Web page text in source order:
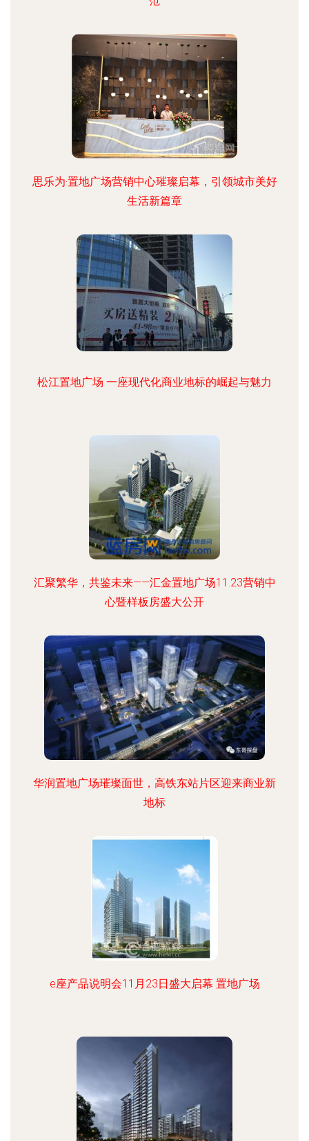
思乐为·置地广场营销中心璀璨启幕，引领城市美好
生活新篇章
松江置地广场 一座现代化商业地标的崛起与魅力
汇聚繁华，共鉴未来——汇金置地广场11.23营销中
心暨样板房盛大公开
华润置地广场璀璨面世，高铁东站片区迎来商业新
地标
e座产品说明会11月23日盛大启幕 置地广场